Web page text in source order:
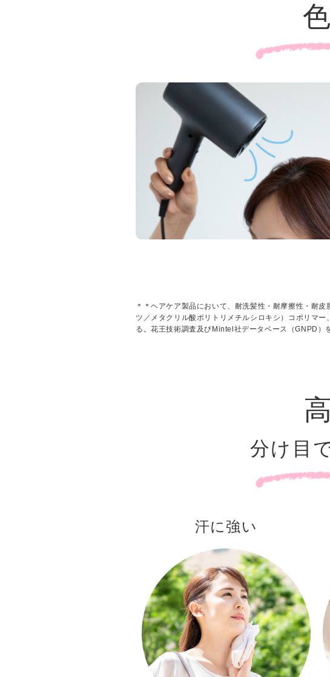
＊＊ヘアケア製品において、耐洗髪性・耐摩擦性・耐
ツ／メタクリル酸ポリトリメチルシロキシ）コポリマ
る。花王技術調査及びMintel社データベース（GNPD）
分け目
汗に強い